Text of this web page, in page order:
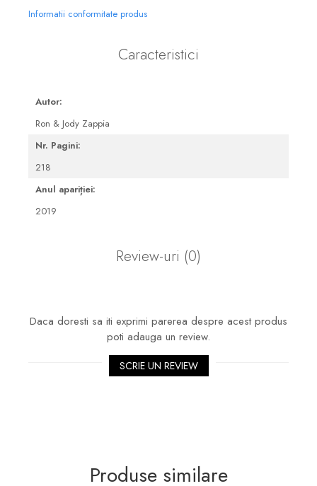
Informatii conformitate produs
Caracteristici
Autor:
Ron & Jody Zappia
Nr. Pagini:
218
Anul apariției:
2019
Review-uri (0)
Daca doresti sa iti exprimi parerea despre acest produs
poti adauga un review.
SCRIE UN REVIEW
Produse similare